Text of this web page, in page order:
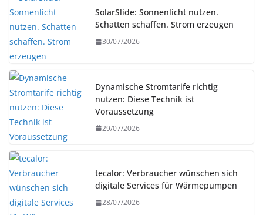
SolarSlide: Sonnenlicht nutzen.
Schatten schaffen. Strom erzeugen
30/07/2026
Dynamische Stromtarife richtig
nutzen: Diese Technik ist
Voraussetzung
29/07/2026
tecalor: Verbraucher wünschen sich
digitale Services für Wärmepumpen
28/07/2026